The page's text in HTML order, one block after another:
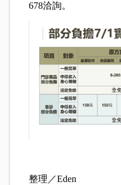
678洽詢。
整理／Eden